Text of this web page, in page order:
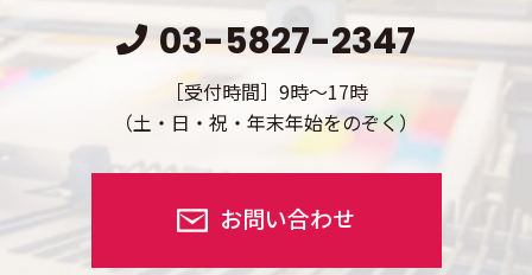
03-5827-2347
［受付時間］9時～17時
（土・日・祝・年末年始をのぞく）
お問い合わせ